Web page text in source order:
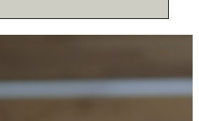
Behandling
Uddannelser & kurser